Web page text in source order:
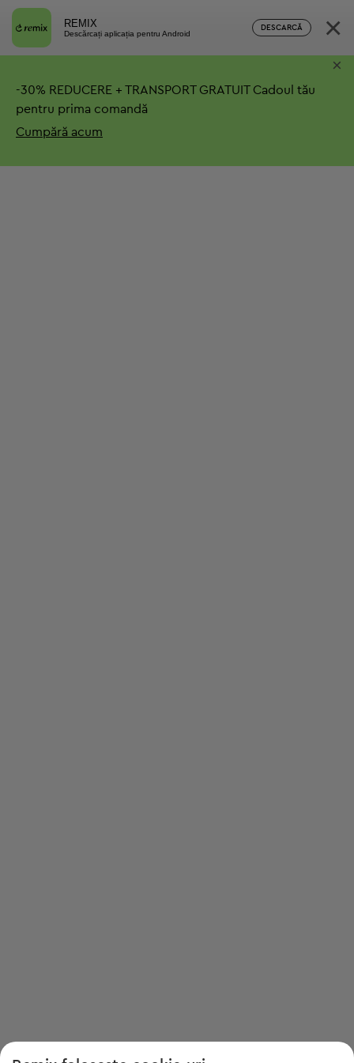
REMIX
Descărcați aplicația pentru Android
DESCARCĂ ×
-30% REDUCERE + TRANSPORT GRATUITCadoul tău
pentru prima comandă
Cumpără acum
×